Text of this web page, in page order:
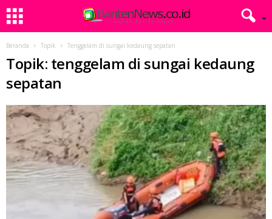
Beranda Topik Tenggelam di sungai kedaung sepatan
Topik: tenggelam di sungai kedaung
sepatan